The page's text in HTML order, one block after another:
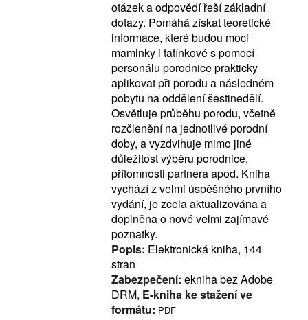
otázek a odpovědí řeší základní
dotazy. Pomáhá získat teoretické
informace, které budou moci
maminky i tatínkové s pomocí
personálu porodnice prakticky
aplikovat při porodu a následném
pobytu na oddělení šestinedělí.
Osvětluje průběhu porodu, včetně
rozčlenění na jednotlivé porodní
doby, a vyzdvihuje mimo jiné
důležitost výběru porodnice,
přítomnosti partnera apod. Kniha
vychází z velmi úspěšného prvního
vydání, je zcela aktualizována a
doplněna o nové velmi zajímavé
poznatky.
Popis: Elektronická kniha, 144
stran
Zabezpečení: ekniha bez Adobe
DRM, E-kniha ke stažení ve
formátu: PDF